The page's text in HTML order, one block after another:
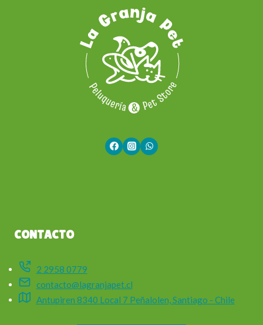
CONTACTO
2 2958 0779
contacto@lagranjapet.cl
Antupiren 8340 Local 7 Peñalolen, Santiago - Chile